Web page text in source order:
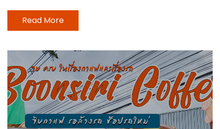
ชั่
แม่
แห่ง
2557
ร้าน
หมู
Read More